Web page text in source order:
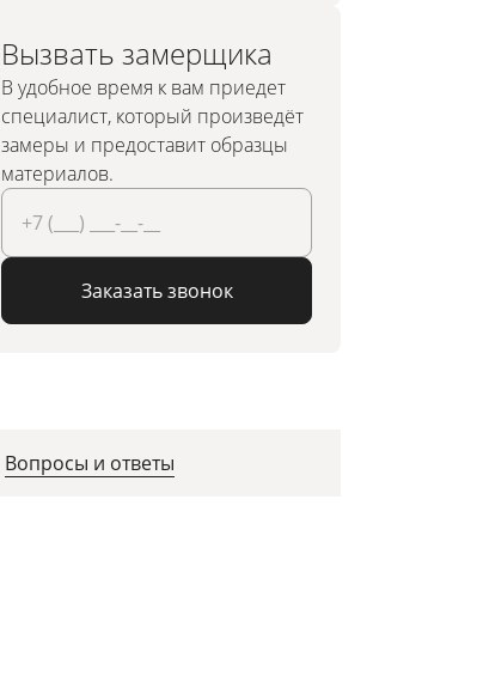
Вызвать замерщика
В удобное время к вам приедет
специалист, который произведёт
замеры и предоставит образцы
материалов.
Заказать звонок
Вопросы и ответы